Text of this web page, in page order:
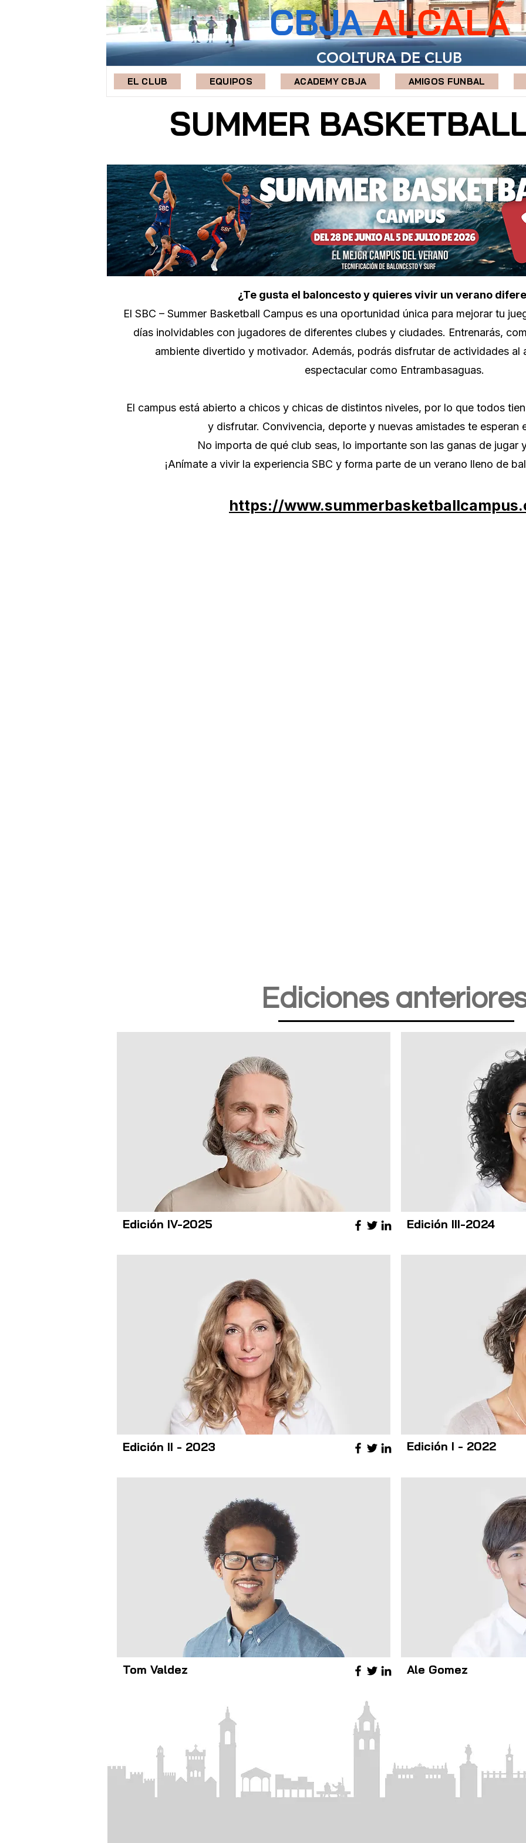
CBJA ALCALÁ
COOLTURA DE CLUB
EL CLUB EQUIPOS ACADEMY CBJA AMIGOS FUNBAL
SUMMER
¿Te gusta el baloncesto y quieres vivir un verano
El SBC – Summer Basketball Campus es una oportunidad única para mejorar tu
días inolvidables con jugadores de diferentes clubes y ciudades. Entrenarás,
ambiente divertido y motivador. Además, podrás disfrutar de actividades al
espectacular como Entrambasaguas.
El campus está abierto a chicos y chicas de distintos niveles, por lo que todos
y disfrutar. Convivencia, deporte y nuevas amistades te esperan
No importa de qué club seas, lo importante son las ganas de jugar
¡Anímate a vivir la experiencia SBC y forma parte de un verano lleno de
https://
Ediciones
Edición IV-2025
Edición II - 2023
Tom Valdez
Edición III-2024
Edición I - 2022
Ale Gomez